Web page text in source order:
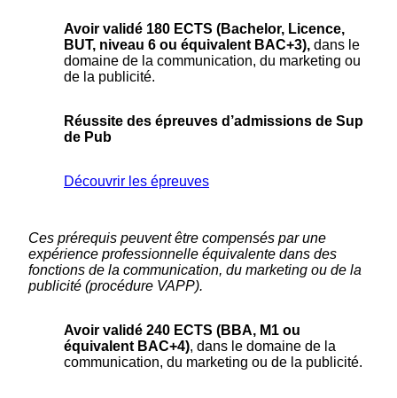
Avoir validé 180 ECTS (Bachelor, Licence,
BUT, niveau 6 ou équivalent BAC+3), dans le
domaine de la communication, du marketing ou
de la publicité.
Réussite des épreuves d’admissions de Sup
de Pub
Découvrir les épreuves
Ces prérequis peuvent être compensés par une
expérience professionnelle équivalente dans des
fonctions de la communication, du marketing ou de la
publicité (procédure VAPP).
Avoir validé 240 ECTS (BBA, M1 ou
équivalent BAC+4), dans le domaine de la
communication, du marketing ou de la publicité.